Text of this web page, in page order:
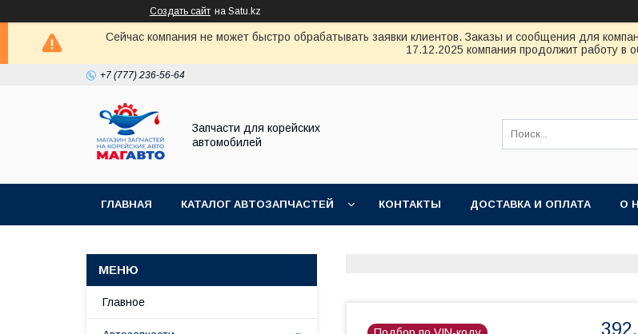
Создать сайт на Satu.kz
Сейчас компания не может быстро обрабатывать заявки клиентов. Заказы и сообщения для
17.12.2025 компания продолжит работу в
+7 (777) 236-56-64
Запчасти для корейских
автомобилей
ГЛАВНАЯ КАТАЛОГ АВТОЗАПЧАСТЕЙ КОНТАКТЫ ДОСТАВКА И ОПЛАТА О
Главное